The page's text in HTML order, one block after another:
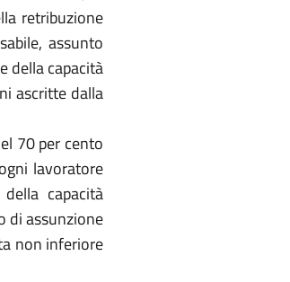
retribuzione
assunto
della capacità
ascritte dalla
70 per cento
lavoratore
capacità
di assunzione
non inferiore